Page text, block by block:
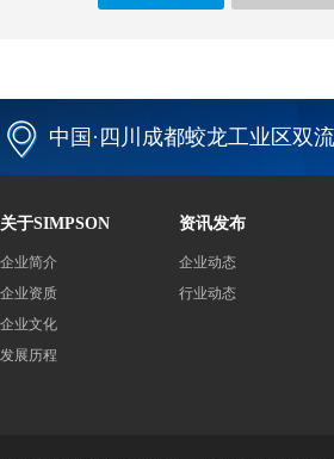
中国·四川成都蛟龙工业区双
关于SIMPSON
企业简介
企业资质
企业文化
发展历程
资讯发布
企业动态
行业动态